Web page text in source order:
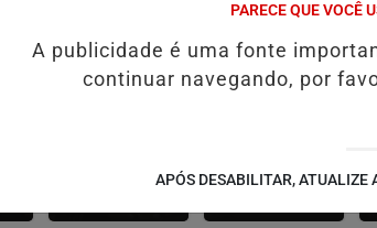
JOÃO DOURADO CANARANA
PARECE QUE VOCÊ
A publicidade é uma fonte
continuar navegando, por
APÓS DESABILITAR, ATUALIZE